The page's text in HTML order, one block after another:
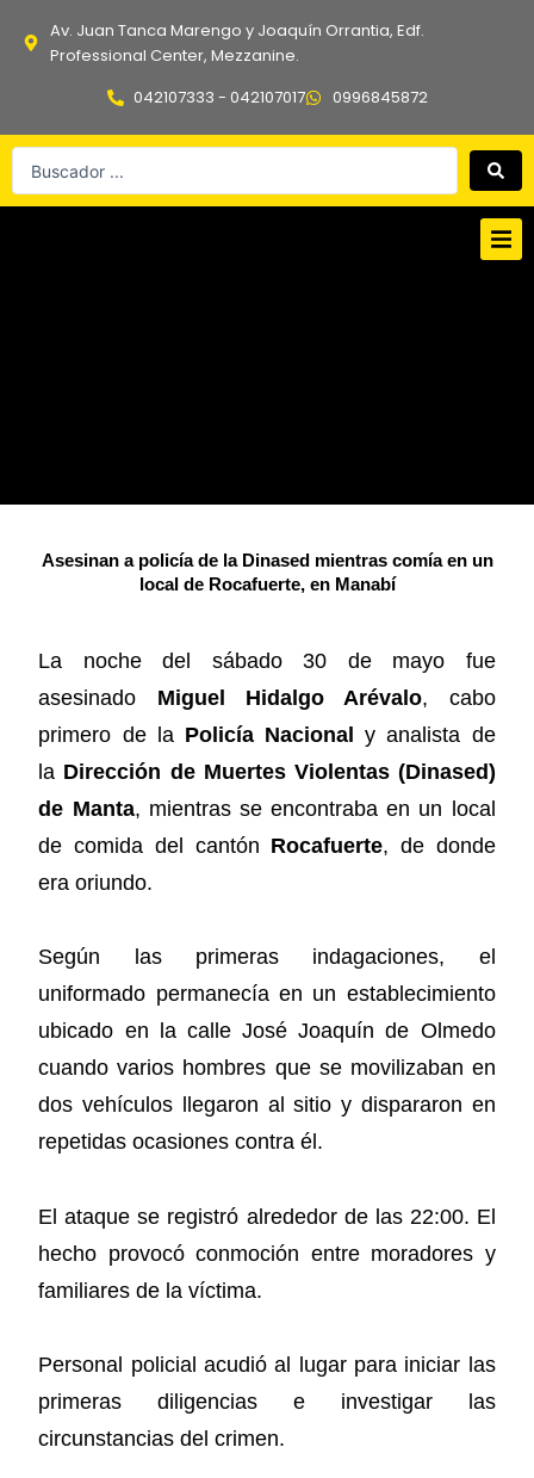
Av. Juan Tanca Marengo y Joaquín Orrantia, Edf.
Professional Center, Mezzanine.
042107333 - 042107017
0996845872
Search
Asesinan a policía de la Dinased mientras comía en un
local de Rocafuerte, en Manabí
La noche del sábado 30 de mayo fue
asesinado Miguel Hidalgo Arévalo, cabo
primero de la Policía Nacional y analista de
la Dirección de Muertes Violentas (Dinased)
de Manta, mientras se encontraba en un local
de comida del cantón Rocafuerte, de donde
era oriundo.
Según las primeras indagaciones, el
uniformado permanecía en un establecimiento
ubicado en la calle José Joaquín de Olmedo
cuando varios hombres que se movilizaban en
dos vehículos llegaron al sitio y dispararon en
repetidas ocasiones contra él.
El ataque se registró alrededor de las 22:00. El
hecho provocó conmoción entre moradores y
familiares de la víctima.
Personal policial acudió al lugar para iniciar las
primeras diligencias e investigar las
circunstancias del crimen.